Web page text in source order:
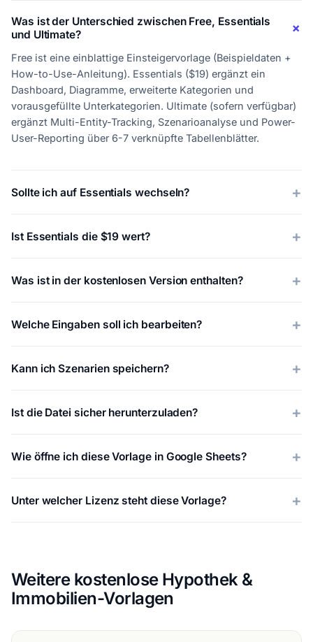
Was ist der Unterschied zwischen Free, Essentials
und Ultimate?
Free ist eine einblattige Einsteigervorlage (Beispieldaten +
How-to-Use-Anleitung). Essentials ($19) ergänzt ein
Dashboard, Diagramme, erweiterte Kategorien und
vorausgefüllte Unterkategorien. Ultimate (sofern verfügbar)
ergänzt Multi-Entity-Tracking, Szenarioanalyse und Power-
User-Reporting über 6-7 verknüpfte Tabellenblätter.
Sollte ich auf Essentials wechseln?
Ist Essentials die $19 wert?
Was ist in der kostenlosen Version enthalten?
Welche Eingaben soll ich bearbeiten?
Kann ich Szenarien speichern?
Ist die Datei sicher herunterzuladen?
Wie öffne ich diese Vorlage in Google Sheets?
Unter welcher Lizenz steht diese Vorlage?
Weitere kostenlose Hypothek &
Immobilien-Vorlagen